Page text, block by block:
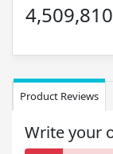
Product Reviews
Write your